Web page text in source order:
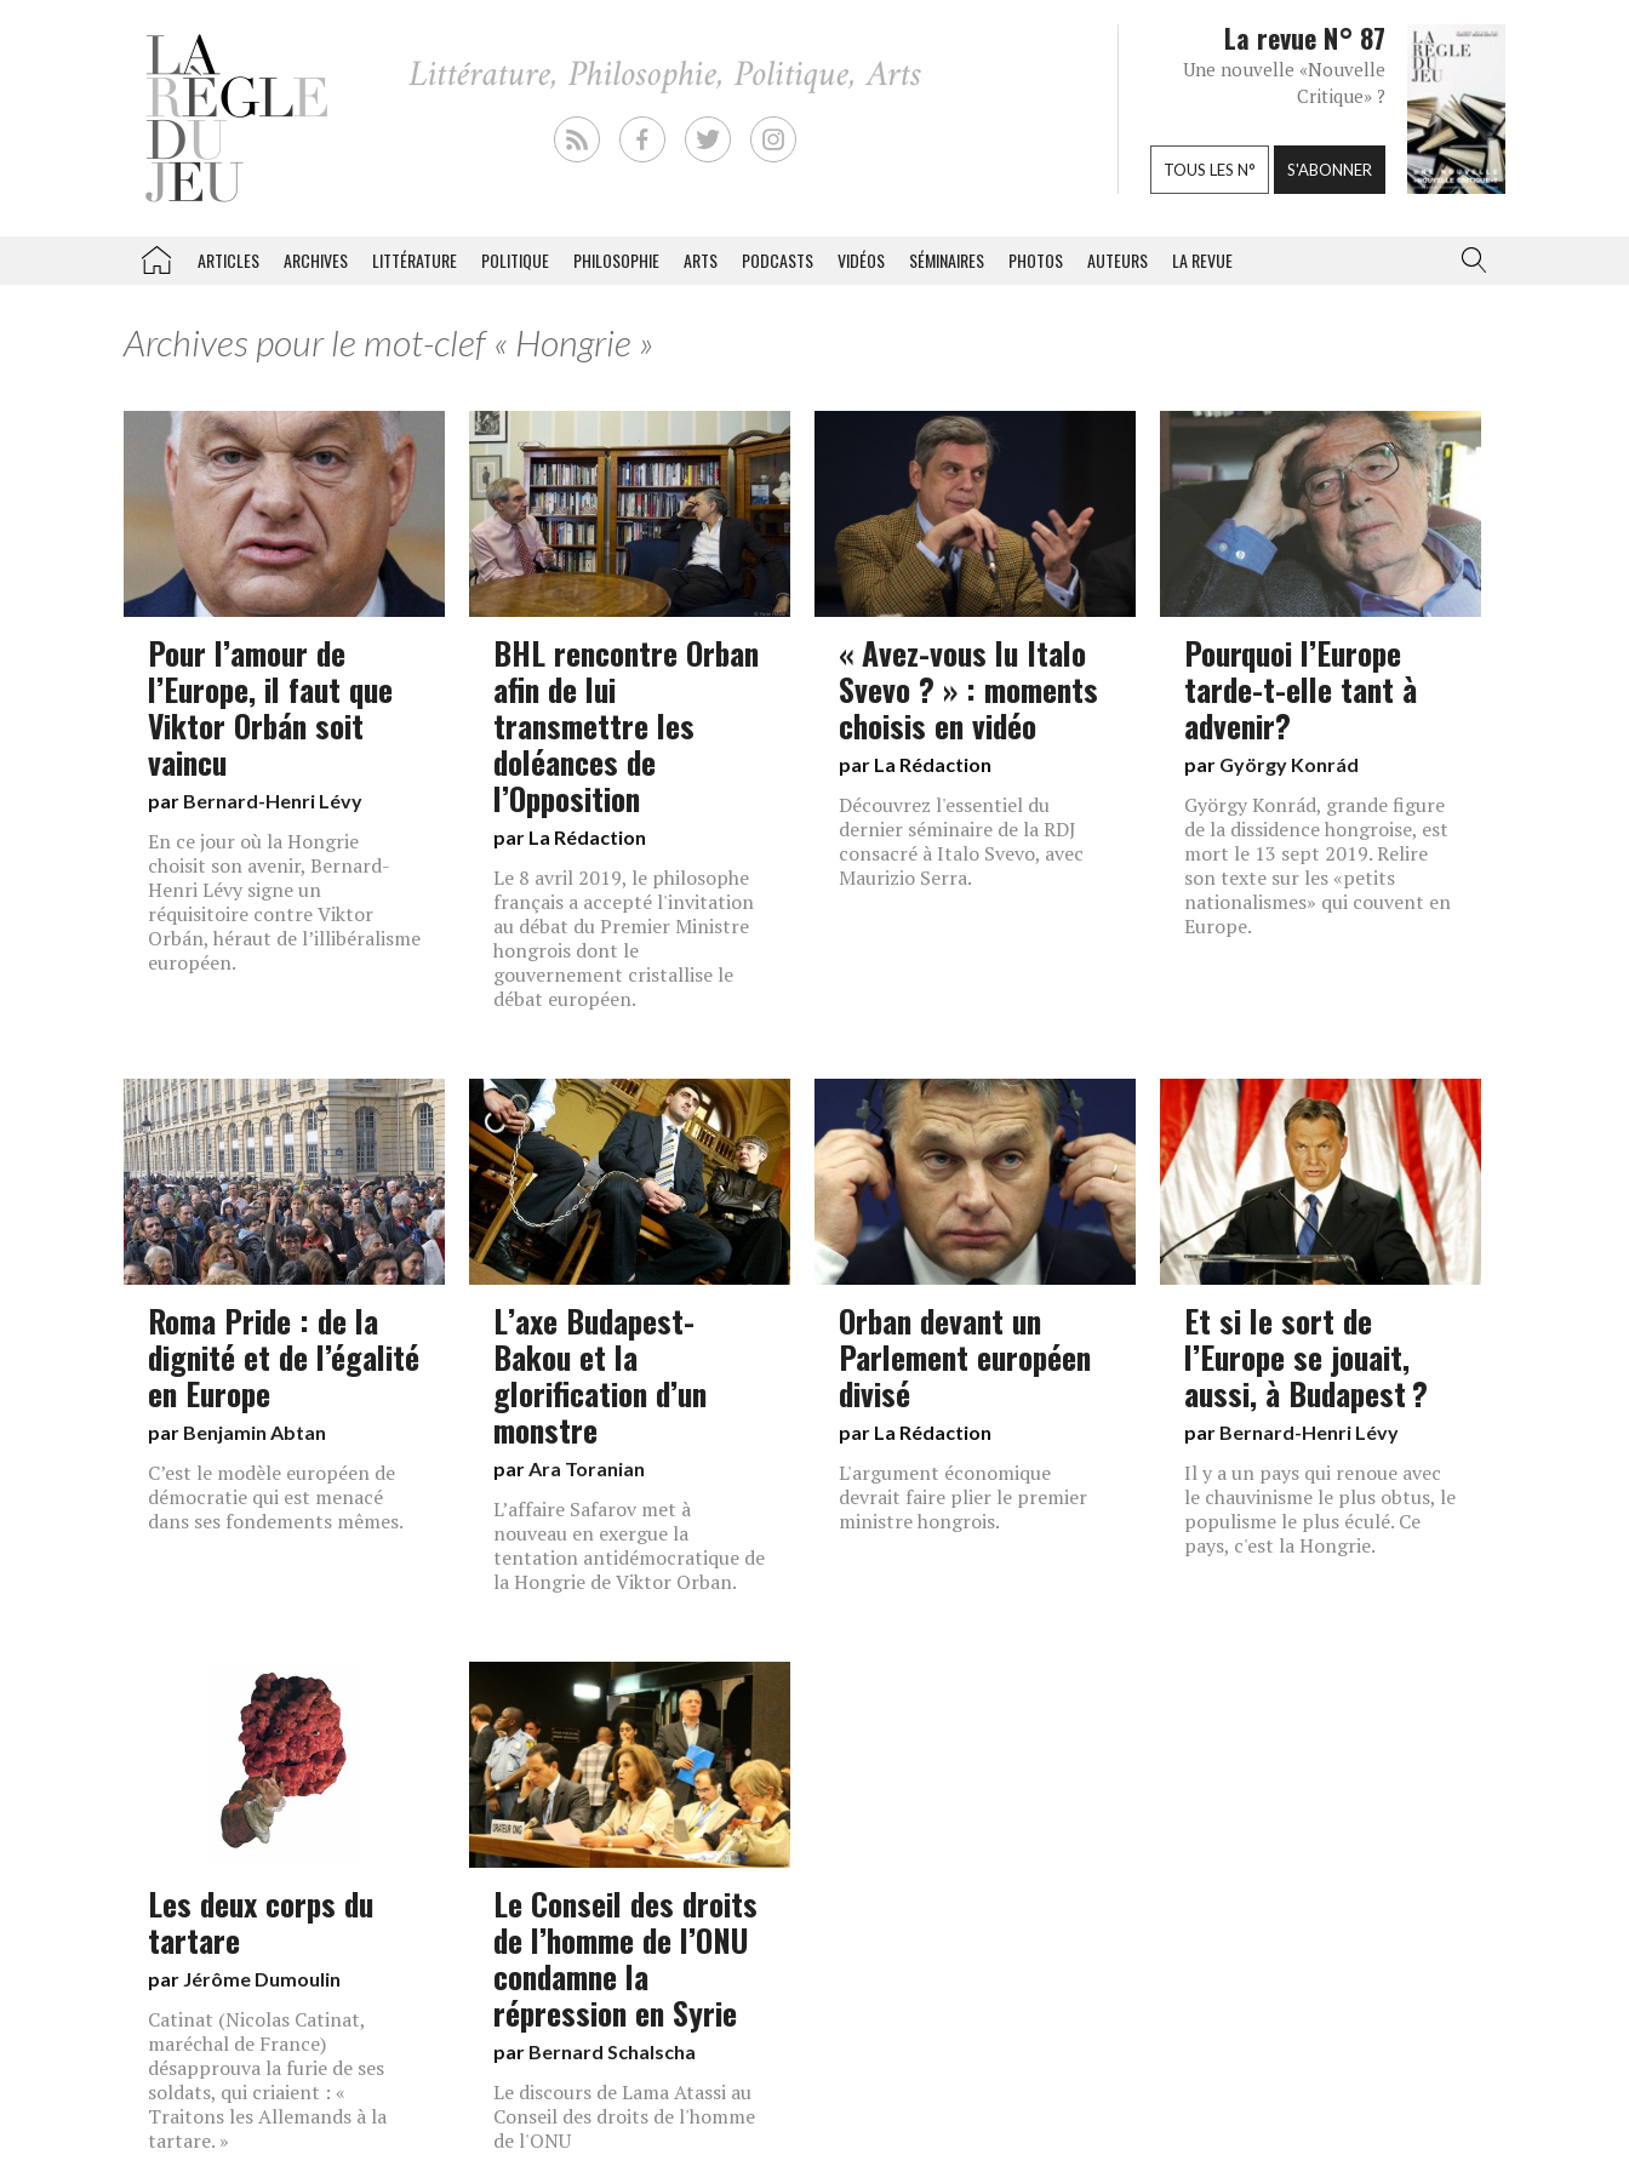
La revue N° 87
Une nouvelle «Nouvelle
Critique» ?
TOUS LES N° S'ABONNER
ARTICLES ARCHIVES LITTÉRATURE POLITIQUE PHILOSOPHIE ARTS PODCASTS VIDÉOS SÉMINAIRES PHOTOS AUTEURS LA REVUE
Archives pour le mot-clef « Hongrie »
Pour l’amour de
l’Europe, il faut que
Viktor Orbán soit
vaincu
par Bernard-Henri Lévy
En ce jour où la Hongrie
choisit son avenir, Bernard-
Henri Lévy signe un
réquisitoire contre Viktor
Orbán, héraut de l’illibéralisme
européen.
BHL rencontre Orban
afin de lui
transmettre les
doléances de
l’Opposition
par La Rédaction
Le 8 avril 2019, le philosophe
français a accepté l'invitation
au débat du Premier Ministre
hongrois dont le
gouvernement cristallise le
débat européen.
« Avez-vous lu Italo
Svevo ? » : moments
choisis en vidéo
par La Rédaction
Découvrez l'essentiel du
dernier séminaire de la RDJ
consacré à Italo Svevo, avec
Maurizio Serra.
Pourquoi l’Europe
tarde-t-elle tant à
advenir?
par György Konrád
György Konrád, grande figure
de la dissidence hongroise, est
mort le 13 sept 2019. Relire
son texte sur les «petits
nationalismes» qui couvent en
Europe.
Roma Pride : de la
dignité et de l’égalité
en Europe
par Benjamin Abtan
C’est le modèle européen de
démocratie qui est menacé
dans ses fondements mêmes.
L’axe Budapest-
Bakou et la
glorification d’un
monstre
parAra Toranian
L’affaire Safarov met à
nouveau en exergue la
tentation antidémocratique de
la Hongrie de Viktor Orban.
Orban devant un
Parlement européen
divisé
par La Rédaction
L'argument économique
devrait faire plier le premier
ministre hongrois.
Et si le sort de
l’Europe se jouait,
aussi, à Budapest ?
par Bernard-Henri Lévy
Il y a un pays qui renoue avec
le chauvinisme le plus obtus, le
populisme le plus éculé. Ce
pays, c'est la Hongrie.
Les deux corps du
tartare
par Jérôme Dumoulin
Catinat (Nicolas Catinat,
maréchal de France)
désapprouva la furie de ses
soldats, qui criaient : «
Traitons les Allemands à la
tartare. »
Le Conseil des droits
de l’homme de l’ONU
condamne la
répression en Syrie
par Bernard Schalscha
Le discours de Lama Atassi au
Conseil des droits de l'homme
de l'ONU